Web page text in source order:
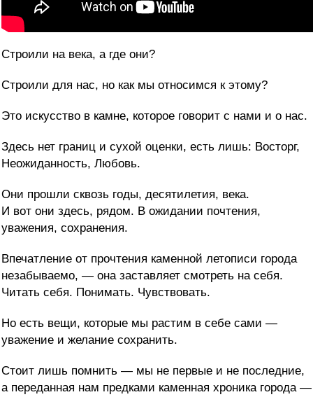
Строили на века, а где они?
Строили для нас, но как мы относимся к этому?
Это искусство в камне, которое говорит с нами и о нас.
Здесь нет границ и сухой оценки, есть лишь: Восторг,
Неожиданность, Любовь.
Они прошли сквозь годы, десятилетия, века.
И вот они здесь, рядом. В ожидании почтения,
уважения, сохранения.
Впечатление от прочтения каменной летописи города
незабываемо, — она заставляет смотреть на себя.
Читать себя. Понимать. Чувствовать.
Но есть вещи, которые мы растим в себе сами —
уважение и желание сохранить.
Стоит лишь помнить — мы не первые и не последние,
а переданная нам предками каменная хроника города —